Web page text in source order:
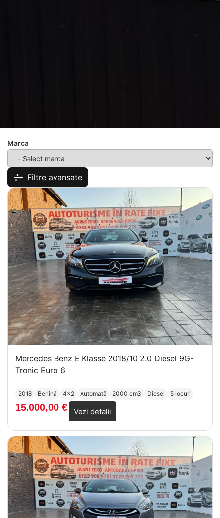
Marca
Filtre avansate
Mercedes Benz E Klasse 2018/10 2.0 Diesel 9G-
Tronic Euro 6
2018 Berlină 4x2 Automată 2000 cm3 Diesel 5 locuri
15.000,00 € Vezi detalii